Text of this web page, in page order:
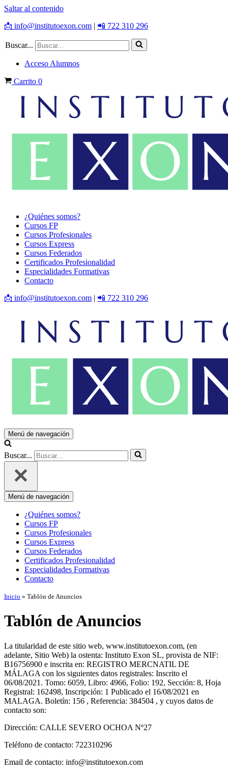
Saltar al contenido
📩 info@institutoexon.com | 📲 722 310 296
Buscar...
Acceso Alumnos
Carrito 0
¿Quiénes somos?
Cursos FP
Cursos Profesionales
Cursos Express
Cursos Federados
Certificados Profesionalidad
Especialidades Formativas
Contacto
📩 info@institutoexon.com | 📲 722 310 296
Menú de navegación
Buscar...
Menú de navegación
¿Quiénes somos?
Cursos FP
Cursos Profesionales
Cursos Express
Cursos Federados
Certificados Profesionalidad
Especialidades Formativas
Contacto
Inicio » Tablón de Anuncios
Tablón de Anuncios
La titularidad de este sitio web, www.institutoexon.com, (en
adelante, Sitio Web) la ostenta: Instituto Exon SL, provista de NIF:
B16756900 e inscrita en: REGISTRO MERCNATIL DE
MÁLAGA con los siguientes datos registrales: Inscrito el
06/08/2021. Tomo: 6059, Libro: 4966, Folio: 192, Sección: 8, Hoja
Registral: 162498, Inscripción: 1 Publicado el 16/08/2021 en
MALAGA. Boletín: 156 , Referencia: 384504 , y cuyos datos de
contacto son:
Dirección: CALLE SEVERO OCHOA Nº27
Teléfono de contacto: 722310296
Email de contacto: info@institutoexon.com